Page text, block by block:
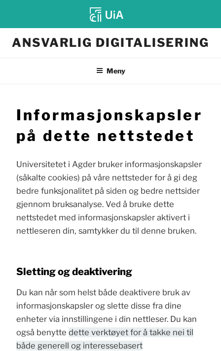
ANSVARLIG DIGITALISERING
Meny
Informasjonskapsler
på dette nettstedet
Universitetet i Agder bruker informasjonskapsler
(såkalte cookies) på våre nettsteder for å gi deg
bedre funksjonalitet på siden og bedre nettsider
gjennom bruksanalyse. Ved å bruke dette
nettstedet med informasjonskapsler aktivert i
nettleseren din, samtykker du til denne bruken.
Sletting og deaktivering
Du kan når som helst både deaktivere bruk av
informasjonskapsler og slette disse fra dine
enheter via innstillingene i din nettleser. Du kan
også benytte dette verktøyet for å takke nei til
både generell og interessebasert